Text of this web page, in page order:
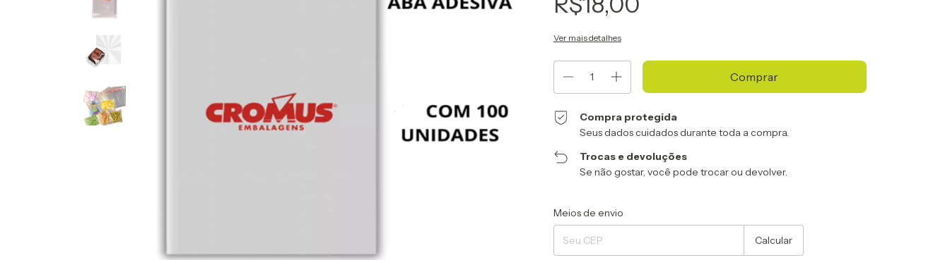
Ver mais detalhes
Compra protegida
Seus dados cuidados durante toda a compra.
Trocas e devoluções
Se não gostar, você pode trocar ou devolver.
Entregas para o CEP:
Meios de envio
Calcular